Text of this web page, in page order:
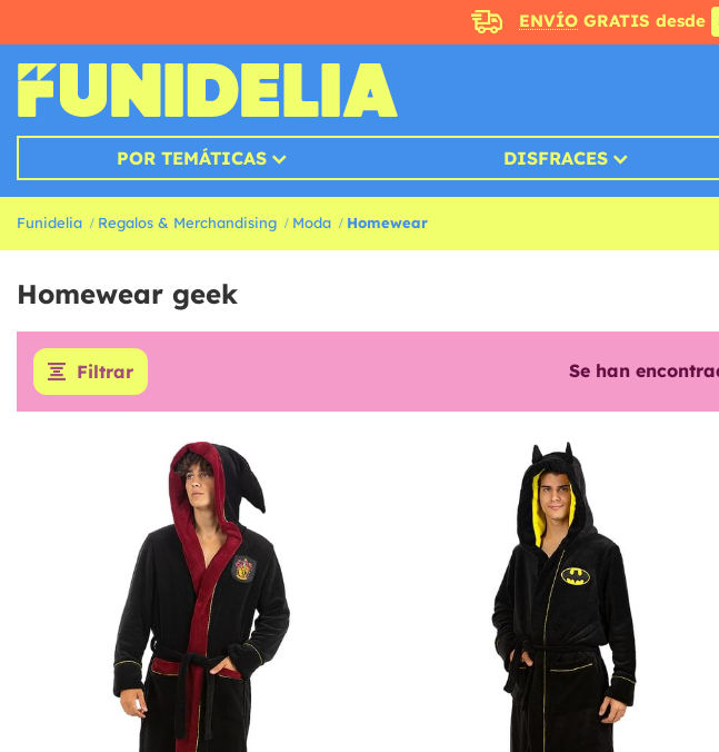
ENVÍOGRATIS desde
POR TEMÁTICAS DISFRACES
Funidelia Regalos & Merchandising Moda Homewear
Homewear geek
Filtrar Se han